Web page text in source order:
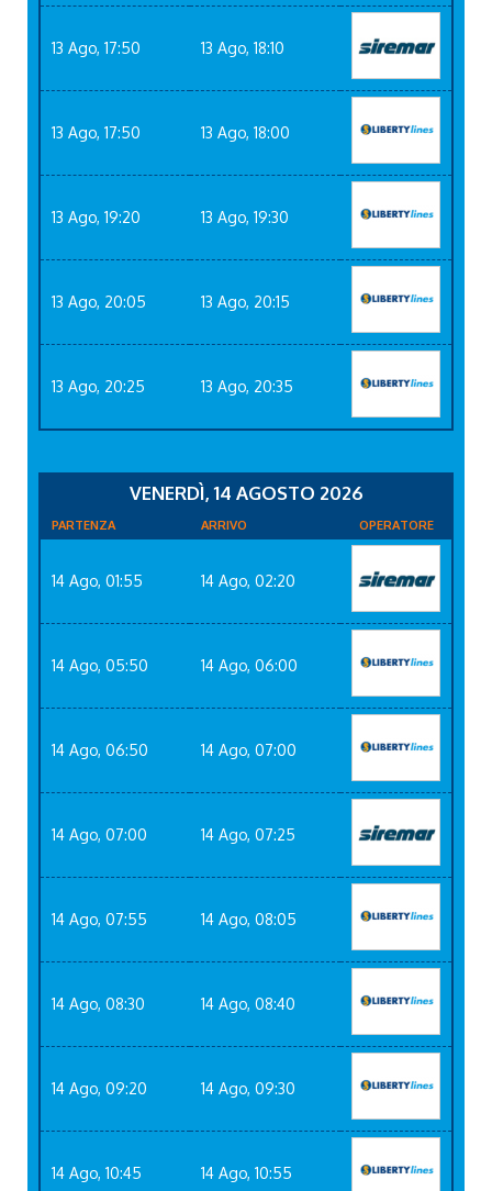
13 Ago, 17:50 13 Ago, 18:10
13 Ago, 17:50 13 Ago, 18:00
13 Ago, 19:20 13 Ago, 19:30
13 Ago, 20:05 13 Ago, 20:15
13 Ago, 20:25 13 Ago, 20:35
VENERDÌ, 14 AGOSTO 2026
PARTENZA ARRIVO OPERATORE
14 Ago, 01:55 14 Ago, 02:20
14 Ago, 05:50 14 Ago, 06:00
14 Ago, 06:50 14 Ago, 07:00
14 Ago, 07:00 14 Ago, 07:25
14 Ago, 07:55 14 Ago, 08:05
14 Ago, 08:30 14 Ago, 08:40
14 Ago, 09:20 14 Ago, 09:30
14 Ago, 10:45 14 Ago, 10:55